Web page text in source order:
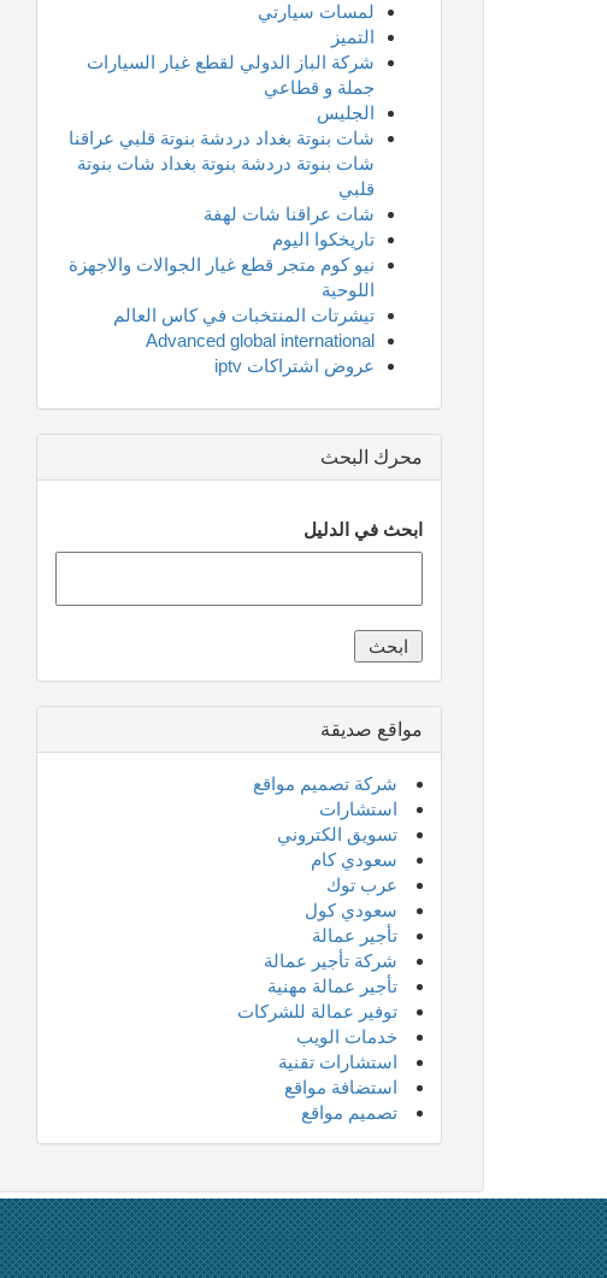
لمسات سيارتي
التميز
شركة الباز الدولي لقطع غيار السيارات
جملة و قطاعي
الجليس
شات بنوتة بغداد دردشة بنوتة قلبي عراقنا
شات بنوتة دردشة بنوتة بغداد شات بنوتة
قلبي
شات عراقنا شات لهفة
تاريخكوا اليوم
نيو كوم متجر قطع غيار الجوالات والاجهزة
اللوحية
تيشرتات المنتخبات في كاس العالم
Advanced global international
عروض اشتراكات iptv
محرك البحث
ابحث في الدليل
مواقع صديقة
شركة تصميم مواقع
استشارات
تسويق الكتروني
سعودي كام
عرب توك
سعودي كول
تأجير عمالة
شركة تأجير عمالة
تأجير عمالة مهنية
توفير عمالة للشركات
خدمات الويب
استشارات تقنية
استضافة مواقع
تصميم مواقع